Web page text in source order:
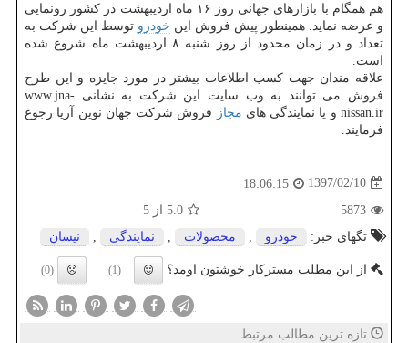
هم همگام با بازارهای جهانی روز ۱۶ ماه اردیبهشت در كشور رونمایی
و عرضه نماید. همینطور پیش فروش این خودرو توسط این شركت به
تعداد و در زمان محدود از روز شنبه ۸ اردیبهشت ماه شروع شده
است.
علاقه مندان جهت كسب اطلاعات بیشتر در مورد جایزه و این طرح
فروش می توانند به وب سایت این شركت به نشانی www.jna-
nissan.ir و یا نمایندگی های
مجاز
فروش شركت جهان نوین آریا رجوع
فرمایند.
1397/02/10
18:06:15
5873
5.0 از 5
تگهای خبر:
خودرو محصولات نمایندگی نیسان
از این مطلب مسترکار خوشتون اومد؟ (1)
(0)
تازه ترین مطالب مرتبط